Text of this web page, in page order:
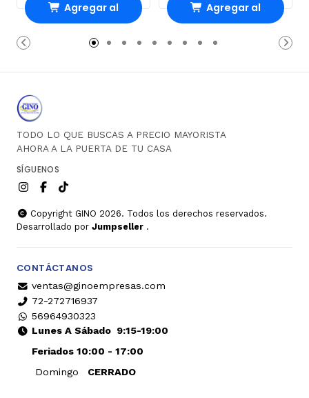
Agregar al
Carro
Agregar al
Carro
TODO LO QUE BUSCAS A PRECIO MAYORISTA
AHORA A LA PUERTA DE TU CASA
SÍGUENOS
Copyright GINO 2026. Todos los derechos reservados.
Desarrollado por Jumpseller .
CONTÁCTANOS
ventas@ginoempresas.com
72-272716937
56964930323
Lunes A Sábado9:15-19:00
Feriados 10:00 - 17:00
Domingo
CERRADO